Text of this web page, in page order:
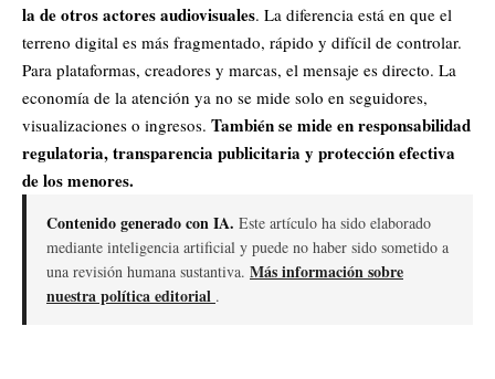
la de otros actores audiovisuales. La diferencia está en que el
terreno digital es más fragmentado, rápido y difícil de controlar.
Para plataformas, creadores y marcas, el mensaje es directo. La
economía de la atención ya no se mide solo en seguidores,
visualizaciones o ingresos. También se mide en responsabilidad
regulatoria, transparencia publicitaria y protección efectiva
de los menores.
Contenido generado con IA. Este artículo ha sido elaborado
mediante inteligencia artificial y puede no haber sido sometido a
una revisión humana sustantiva. Más información sobre
nuestra política editorial .